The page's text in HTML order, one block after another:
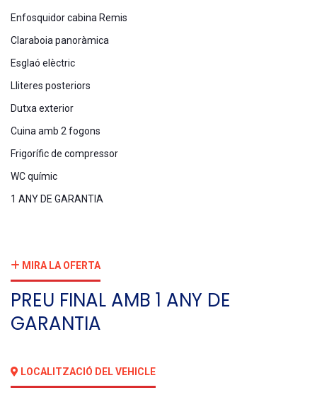
Enfosquidor cabina Remis
Claraboia panoràmica
Esglaó elèctric
Lliteres posteriors
Dutxa exterior
Cuina amb 2 fogons
Frigorífic de compressor
WC químic
1 ANY DE GARANTIA
MIRA LA OFERTA
PREU FINAL AMB 1 ANY DE
GARANTIA
LOCALITZACIÓ DEL VEHICLE